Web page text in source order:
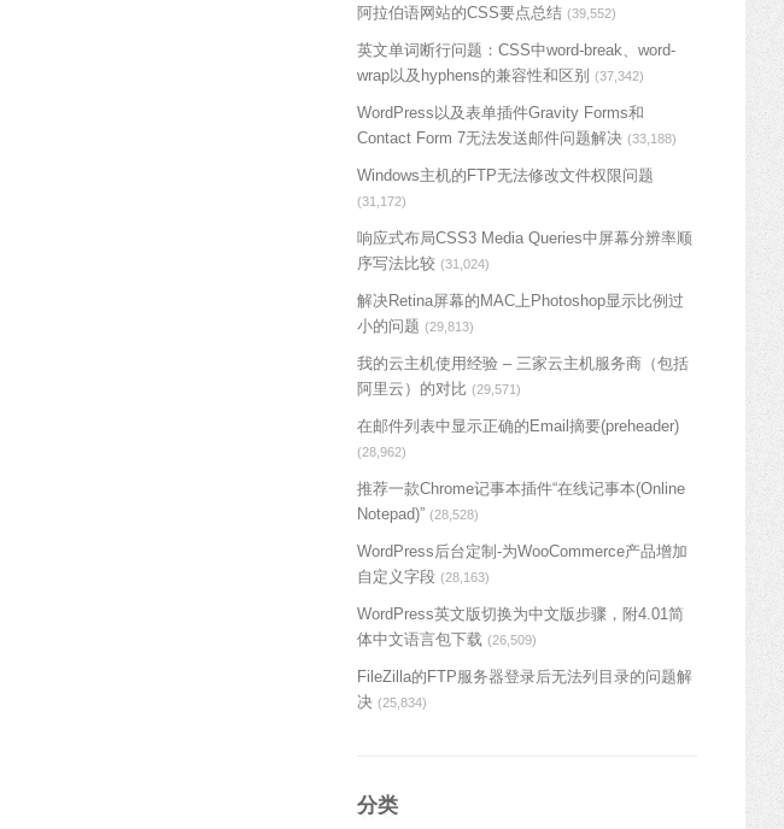
阿拉伯语网站的CSS要点总结 (39,552)
英文单词断行问题：CSS中word-break、word-
wrap以及hyphens的兼容性和区别
(37,342)
WordPress以及表单插件Gravity Forms和
Contact Form 7无法发送邮件问题解决 (33,188)
Windows主机的FTP无法修改文件权限问题
(31,172)
响应式布局CSS3 Media Queries中屏幕分辨率顺
序写法比较 (31,024)
解决Retina屏幕的MAC上Photoshop显示比例过
小的问题 (29,813)
我的云主机使用经验 – 三家云主机服务商（包括
阿里云）的对比 (29,571)
在邮件列表中显示正确的Email摘要(preheader)
(28,962)
推荐一款Chrome记事本插件“在线记事本(Online
Notepad)” (28,528)
WordPress后台定制-为WooCommerce产品增加
自定义字段 (28,163)
WordPress英文版切换为中文版步骤，附4.01简
体中文语言包下载 (26,509)
FileZilla的FTP服务器登录后无法列目录的问题解
决 (25,834)
分类